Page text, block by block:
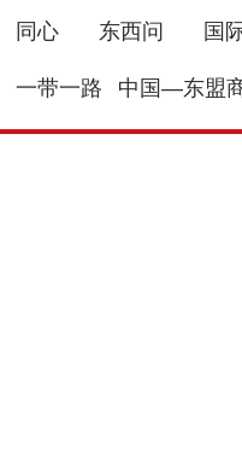
同心 东西问 国
一带一路 中国—东盟